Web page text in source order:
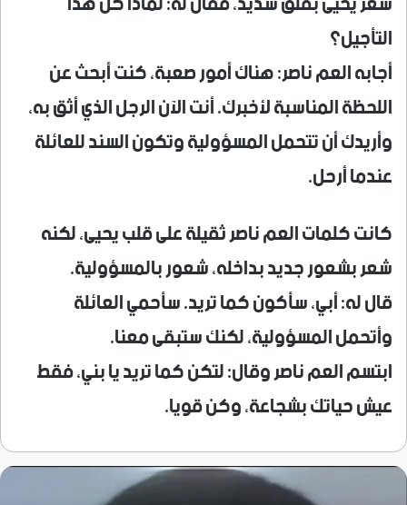
التأجيل؟
أجابه العم ناصر: هناك أمور صعبة، كنت أبحث عن
اللحظة المناسبة لأخبرك. أنت الآن الرجل الذي أثق به،
وأريدك أن تتحمل المسؤولية وتكون السند للعائلة
عندما أرحل.
كانت كلمات العم ناصر ثقيلة على قلب يحيى، لكنه
شعر بشعور جديد بداخله، شعور بالمسؤولية.
قال له: أبي، سأكون كما تريد. سأحمي العائلة
وأتحمل المسؤولية، لكنك ستبقى معنا.
ابتسم العم ناصر وقال: لتكن كما تريد يا بني، فقط
عيش حياتك بشجاعة، وكن قويا.